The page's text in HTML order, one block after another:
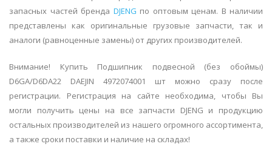
запасных частей бренда DJENG по оптовым ценам. В наличии
представлены как оригинальные грузовые запчасти, так и
аналоги (равноценные замены) от других производителей.
Внимание! Купить Подшипник подвесной (без обоймы)
D6GA/D6DA22 DAEJIN 4972074001 шт можно сразу после
регистрации. Регистрация на сайте необходима, чтобы Вы
могли получить цены на все запчасти DJENG и продукцию
остальных производителей из нашего огромного ассортимента,
а также сроки поставки и наличие на складах!